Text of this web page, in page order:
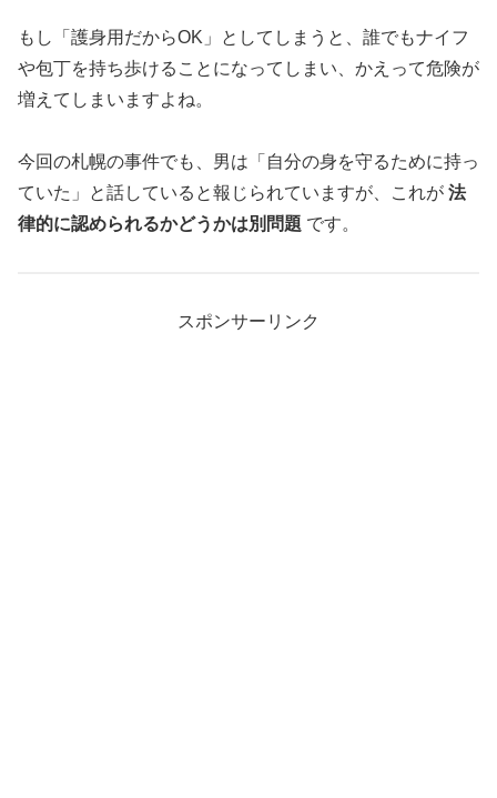
もし「護身用だからOK」としてしまうと、誰でもナイフ
や包丁を持ち歩けることになってしまい、かえって危険が
増えてしまいますよね。
今回の札幌の事件でも、男は「自分の身を守るために持っ
ていた」と話していると報じられていますが、これが 法
律的に認められるかどうかは別問題 です。
スポンサーリンク